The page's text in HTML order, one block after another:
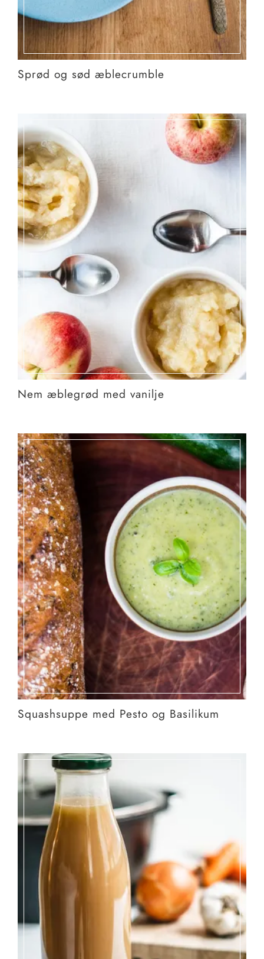
Sprød og sød æblecrumble
Nem æblegrød med vanilje
Squashsuppe med Pesto og Basilikum